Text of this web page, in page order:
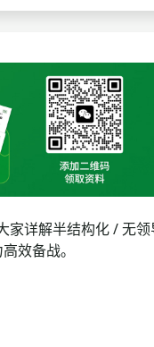
家详解半结构化 / 无领
效备战。